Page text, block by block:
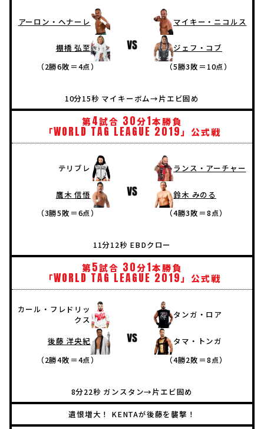
アーロン・ヘナーレ
棚橋 弘至
（2勝6敗＝4点）
マイキー・ニコルス
ジェフ・コブ
（5勝3敗＝10点）
10分15秒 マイキーボム→片エビ固め
第4試合 30分1本勝負
「WORLD TAG LEAGUE 2019」公式戦
テリブレ
鷹木 信悟
（3勝5敗＝6点）
ランス・アーチャー
鈴木 みのる
（4勝3敗＝8点）
11分12秒 EBDクロー
第5試合 30分1本勝負
「WORLD TAG LEAGUE 2019」公式戦
カール・フレドリッ
クス
後藤 洋央紀
（2勝4敗＝4点）
タンガ・ロア
タマ・トンガ
（4勝2敗＝8点）
8分22秒 ガンスタン→片エビ固め
遺恨増大！ KENTAが後藤を襲撃！